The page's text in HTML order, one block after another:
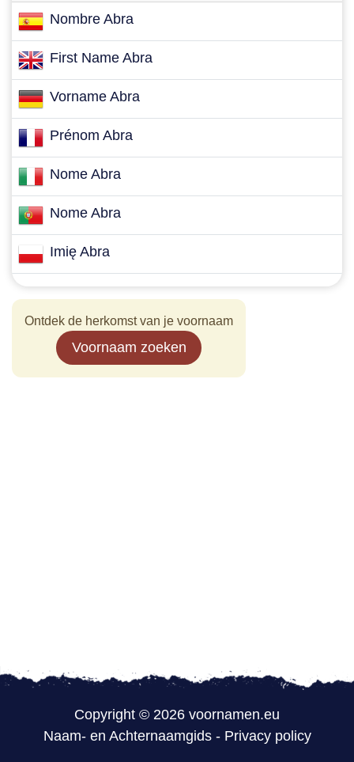
Nombre Abra
First Name Abra
Vorname Abra
Prénom Abra
Nome Abra
Nome Abra
Imię Abra
Ontdek de herkomst van je voornaam
Voornaam zoeken
Copyright © 2026 voornamen.eu
Naam- en Achternaamgids- Privacy policy